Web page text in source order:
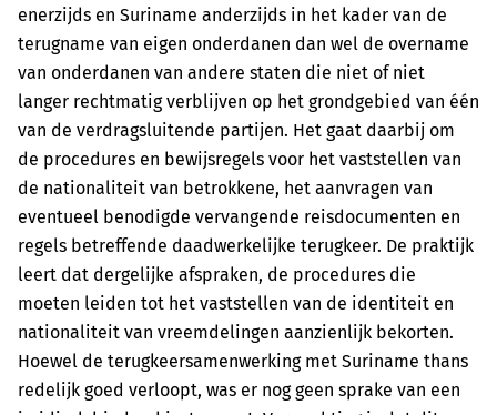
enerzijds en Suriname anderzijds in het kader van de
terugname van eigen onderdanen dan wel de overname
van onderdanen van andere staten die niet of niet
langer rechtmatig verblijven op het grondgebied van één
van de verdragsluitende partijen. Het gaat daarbij om
de procedures en bewijsregels voor het vaststellen van
de nationaliteit van betrokkene, het aanvragen van
eventueel benodigde vervangende reisdocumenten en
regels betreffende daadwerkelijke terugkeer. De praktijk
leert dat dergelijke afspraken, de procedures die
moeten leiden tot het vaststellen van de identiteit en
nationaliteit van vreemdelingen aanzienlijk bekorten.
Hoewel de terugkeersamenwerking met Suriname thans
redelijk goed verloopt, was er nog geen sprake van een